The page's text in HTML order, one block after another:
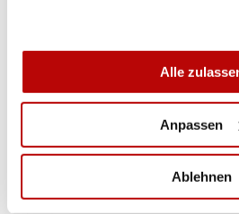
Alle
Anpassen
Ablehnen